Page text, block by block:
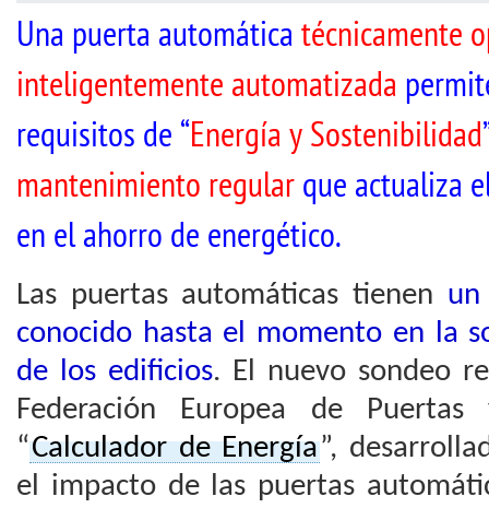
Una puerta automáticatécnicamente
inteligentemente automatizada
requisitos de “Energía y Sostenibilidad
mantenimiento regularque actualiza
en el ahorro de energético.
Las puertas automáticas tienen
conocido hasta el momento en la
de los edificios. El nuevo sondeo
Federación Europea de
“Calculador de Energía”,
el impacto de las puertas